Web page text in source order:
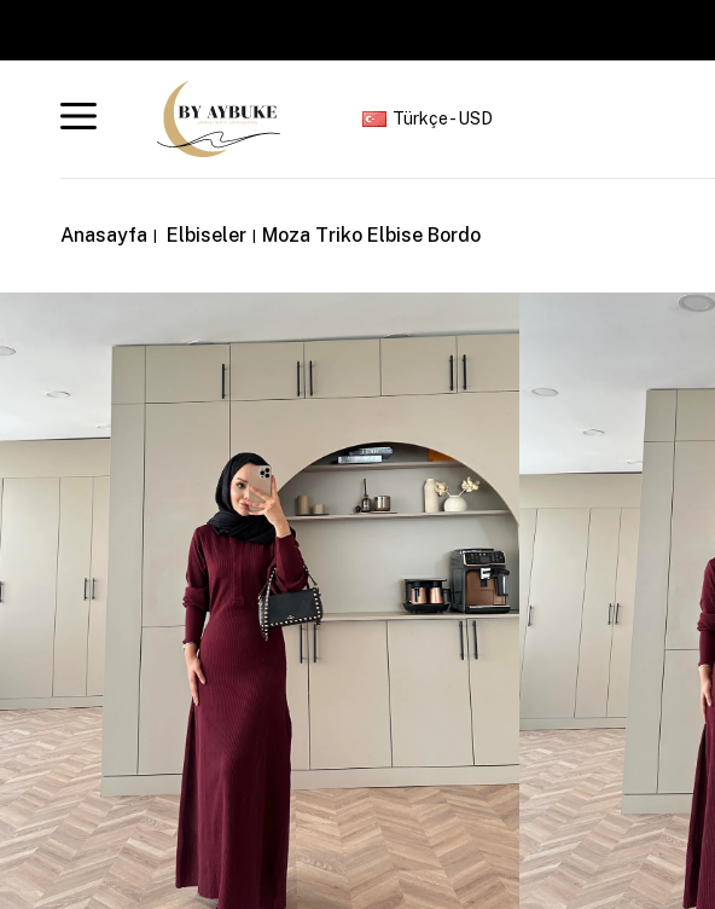
Türkçe - USD
Anasayfa Elbiseler Moza Triko Elbise Bordo